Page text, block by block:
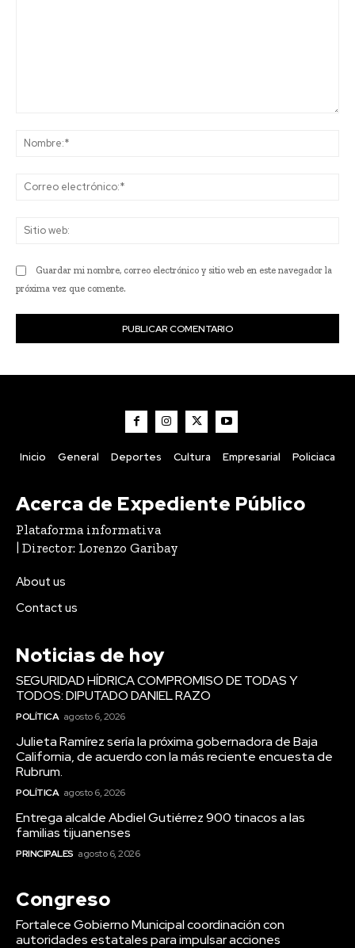
Guardar mi nombre, correo electrónico y sitio web en este navegador la
próxima vez que comente.
Inicio General Deportes Cultura Empresarial Policiaca
Acerca de Expediente Público
Plataforma informativa
| Director: Lorenzo Garibay
About us
Contact us
Noticias de hoy
SEGURIDAD HÍDRICA COMPROMISO DE TODAS Y
TODOS: DIPUTADO DANIEL RAZO
POLÍTICA agosto 6, 2026
Julieta Ramírez sería la próxima gobernadora de Baja
California, de acuerdo con la más reciente encuesta de
Rubrum.
POLÍTICA agosto 6, 2026
Entrega alcalde Abdiel Gutiérrez 900 tinacos a las
familias tijuanenses
PRINCIPALES agosto 6, 2026
Congreso
Fortalece Gobierno Municipal coordinación con
autoridades estatales para impulsar acciones